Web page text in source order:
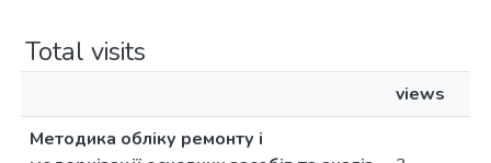
Total visits
views
Методика обліку ремонту і